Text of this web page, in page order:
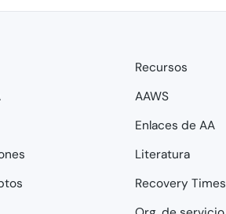
Recursos
AAWS
Enlaces de AA
Literatura
Recovery Times